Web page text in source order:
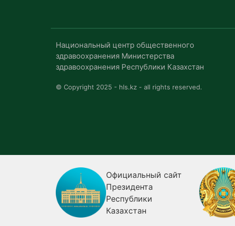
Национальный центр общественного
здравоохранения Министерства
здравоохранения Республики Казахстан
© Copyright 2025 - hls.kz - all rights reserved.
Официальный сайт
Президента
Республики
Казахстан